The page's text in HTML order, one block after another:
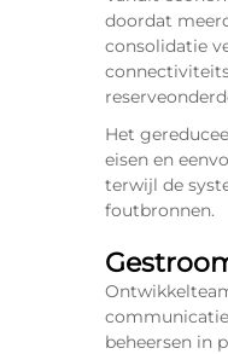
doordat
consolidatie
Het
eisen en
terwijl de
foutbronnen.
beheersen in